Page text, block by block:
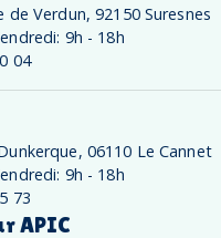
de Verdun, 92150 Suresnes
9h - 18h
04
06110 Le Cannet
9h - 18h
73
APIC